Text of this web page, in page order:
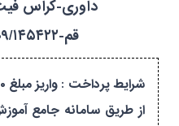
قم-۱۴۰۴۳۱۳۱۹۸۴۰۹/۱۴۵۴۲۲